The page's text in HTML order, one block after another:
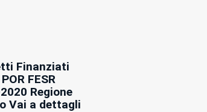
Finanziati
FESR
Regione
Vai a dettagli